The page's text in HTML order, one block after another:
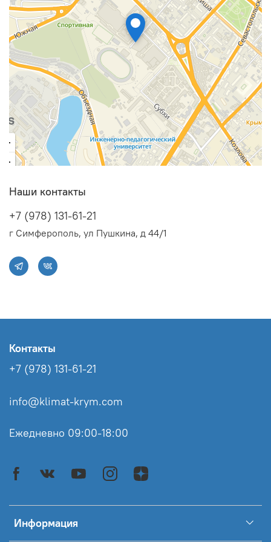
Наши контакты
+7 (978) 131-61-21
г Симферополь, ул Пушкина, д 44/1
Информация
Контакты
+7 (978) 131-61-21
info@klimat-krym.com
Ежедневно 09:00-18:00